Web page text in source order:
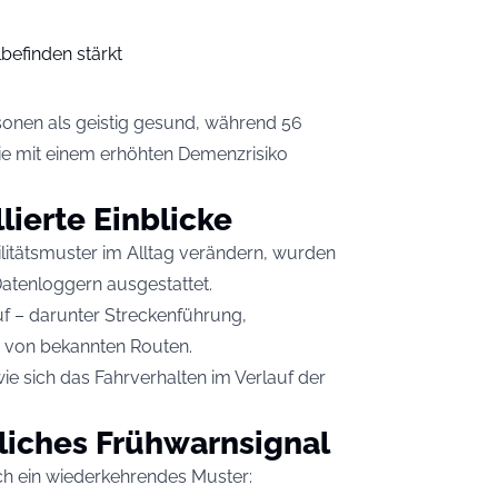
stärkt
als geistig gesund, während 56
mit einem erhöhten Demenzrisiko
Einblicke
im Alltag verändern, wurden
ausgestattet.
– darunter Streckenführung,
bekannten Routen.
sich das Fahrverhalten im Verlauf der
Frühwarnsignal
ein wiederkehrendes Muster: